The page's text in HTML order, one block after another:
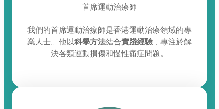
首席運動治療師
我們的首席運動治療師是香港運動治療領域的專
業人士。他以科學方法結合實踐經驗 ，專注於解
決各類運動損傷和慢性痛症問題。